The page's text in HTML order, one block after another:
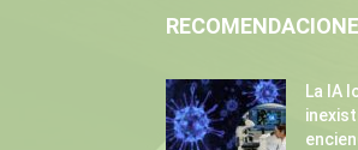
La IA